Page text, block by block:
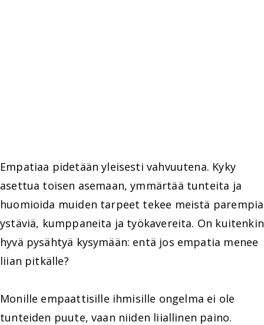
Empatiaa pidetään yleisesti vahvuutena. Kyky
asettua toisen asemaan, ymmärtää tunteita ja
huomioida muiden tarpeet tekee meistä parempia
ystäviä, kumppaneita ja työkavereita. On kuitenkin
hyvä pysähtyä kysymään: entä jos empatia menee
liian pitkälle?
Monille empaattisille ihmisille ongelma ei ole
tunteiden puute, vaan niiden liiallinen paino.